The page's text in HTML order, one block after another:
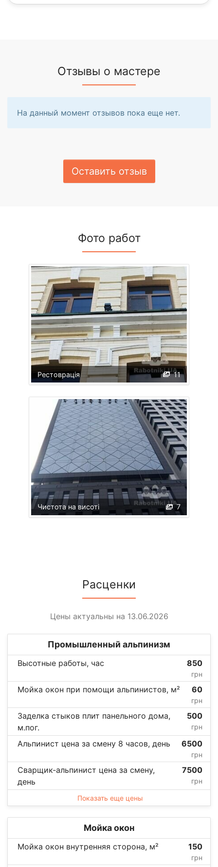
Отзывы о мастере
На данный момент отзывов пока еще нет.
Оставить отзыв
Фото работ
11
Рестоврація
7
Чистота на висоті
Расценки
Цены актуальны на 13.06.2026
Промышленный альпинизм
Высотные работы, час 850
грн
Мойка окон при помощи альпинистов, м² 60
грн
Заделка стыков плит панельного дома,
м.пог.
500
грн
Альпинист цена за смену 8 часов, день 6500
грн
Сварщик-альпинист цена за смену,
день
7500
грн
Показать еще цены
Мойка окон
Мойка окон внутренняя сторона, м² 150
грн